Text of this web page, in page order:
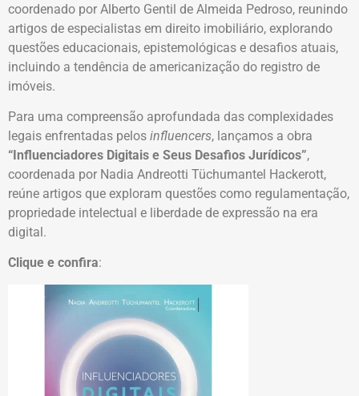
coordenado por Alberto Gentil de Almeida Pedroso, reunindo
artigos de especialistas em direito imobiliário, explorando
questões educacionais, epistemológicas e desafios atuais,
incluindo a tendência de americanização do registro de
imóveis.
Para uma compreensão aprofundada das complexidades
legais enfrentadas pelos influencers, lançamos a obra
“Influenciadores Digitais e Seus Desafios Jurídicos”,
coordenada por Nadia Andreotti Tüchumantel Hackerott,
reúne artigos que exploram questões como regulamentação,
propriedade intelectual e liberdade de expressão na era
digital.
Clique e confira: